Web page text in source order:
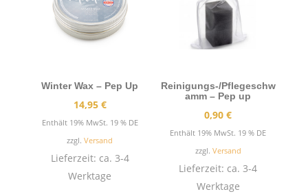
Winter Wax – Pep Up
14,95 €
Enthält 19% MwSt. 19 % DE
zzgl.Versand
Lieferzeit: ca. 3-4
Werktage
Reinigungs-/Pflegeschw
amm – Pep up
0,90€
Enthält 19% MwSt. 19 % DE
zzgl. Versand
Lieferzeit: ca. 3-4
Werktage